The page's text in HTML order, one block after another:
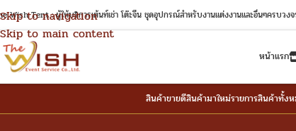
Skip to navigation
Skip to main content
Wish Tent : ผู้ให้บริการเต้นท์เช่า โต๊ะจีน ชุดอุปกรณ์สำหรับงานแต่งงานและอื่นๆครบวงจ
หน้าแรก
สินค้าขายดีสินค้ามาใหม่รายการสินค้าทั้ง